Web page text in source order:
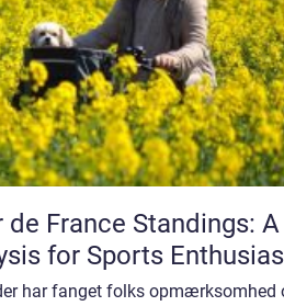
France Standings: A
for Sports
har fanget folks opmærksomhed